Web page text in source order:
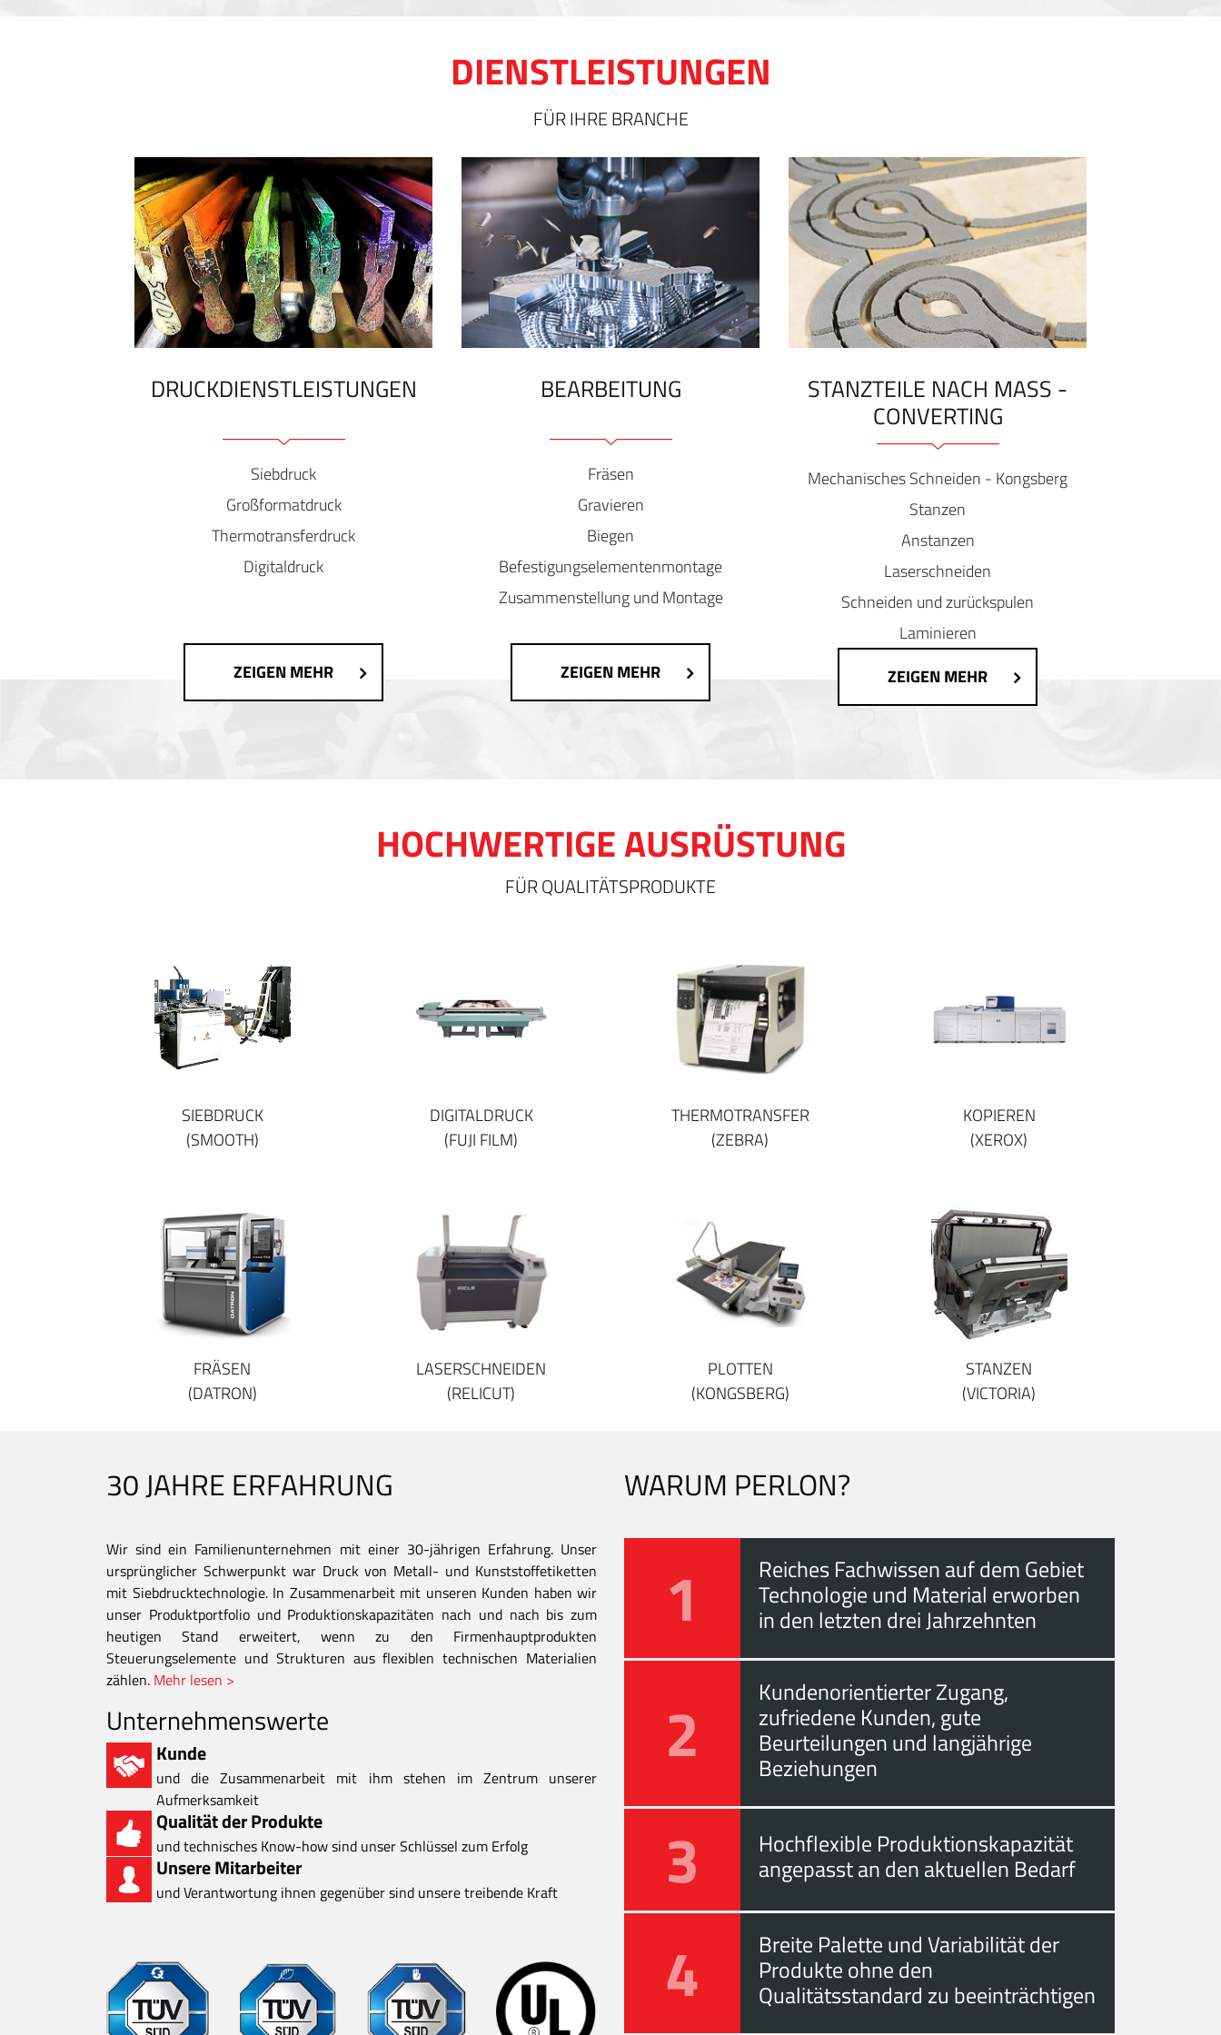
DIENSTLEISTUNGEN
FÜR IHRE BRANCHE
DRUCKDIENSTLEISTUNGEN
Siebdruck
Großformatdruck
Thermotransferdruck
Digitaldruck
ZEIGEN MEHR
BEARBEITUNG
Fräsen
Gravieren
Biegen
Befestigungselementenmontage
Zusammenstellung und Montage
ZEIGEN MEHR
STANZTEILE NACH MASS - C
ONVERTING
Mechanisches Schneiden - Kongsberg
Stanzen
Anstanzen
Laserschneiden
Schneiden und zurückspulen
Laminieren
ZEIGEN MEHR
HOCHWERTIGE AUSRÜSTUNG
FÜR QUALITÄTSPRODUKTE
SIEBDRUCK
(SMOOTH)
DIGITALDRUCK
(FUJI FILM)
THERMOTRANSFER
(ZEBRA)
KOPIEREN
(XEROX)
FRÄSEN
(DATRON)
LASERSCHNEIDEN
(RELICUT)
PLOTTEN
(KONGSBERG)
STANZEN
(VICTORIA)
30 JAHRE ERFAHRUNG
Wir sind ein Familienunternehmen mit einer 30-jährigen Erfahrung. Unser
ursprünglicher Schwerpunkt war Druck von Metall- und Kunststoffetiketten
mit Siebdrucktechnologie. In Zusammenarbeit mit unseren Kunden haben wir
unser Produktportfolio und Produktionskapazitäten nach und nach bis zum
heutigen Stand erweitert, wenn zu den Firmenhauptprodukten
Steuerungselemente und Strukturen aus flexiblen technischen Materialien
zählen. Mehr lesen >
Unternehmenswerte
Kunde
und die Zusammenarbeit mit ihm stehen im Zentrum unserer
Aufmerksamkeit
Qualität der Produkte
und technisches Know-how sind unser Schlüssel zum Erfolg
Unsere Mitarbeiter
und Verantwortung ihnen gegenüber sind unsere treibende Kraft
WARUM PERLON?
1 Reiches Fachwissen auf dem Gebiet
Technologie und Material erworben
in den letzten drei Jahrzehnten
2 Kundenorientierter Zugang,
zufriedene Kunden, gute
Beurteilungen und langjährige
Beziehungen
3 Hochflexible Produktionskapazität
angepasst an den aktuellen Bedarf
4 Breite Palette und Variabilität der
Produkte ohne den
Qualitätsstandard zu beeinträchtigen